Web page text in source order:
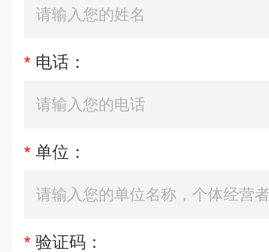
* 电话：
* 单位：
* 验证码：